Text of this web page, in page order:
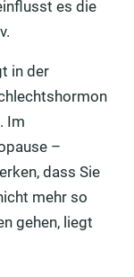
es die
in der
Im
–
dass Sie
mehr so
gehen, liegt